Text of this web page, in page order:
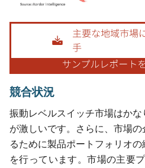
画像 © Mordor Intelligence。再利用には
競合状況
振動レベルスイッチ市場はか
が激しいです。さらに、市場
るために製品ポートフォリオ
を行っています。市場の主要